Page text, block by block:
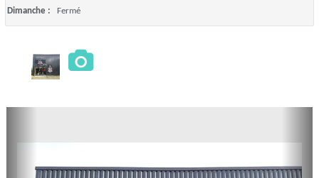
Dimanche : Fermé